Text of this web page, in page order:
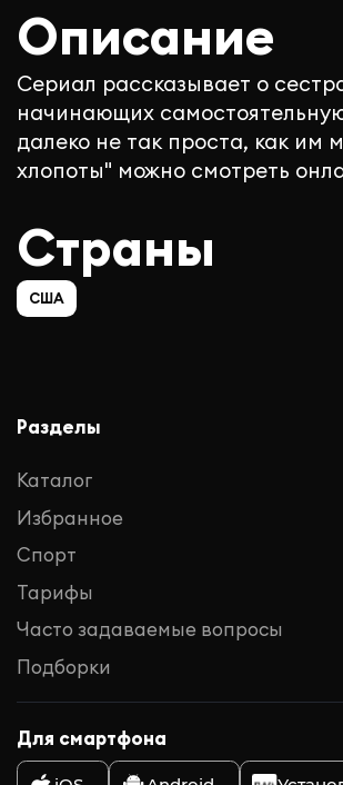
Описание
Сериал рассказывает о
начинающих
далеко не так проста, как им
хлопоты" можно смотреть
Страны
США
Разделы
Каталог
Избранное
Спорт
Тарифы
Часто задаваемые вопросы
Подборки
Для смартфона